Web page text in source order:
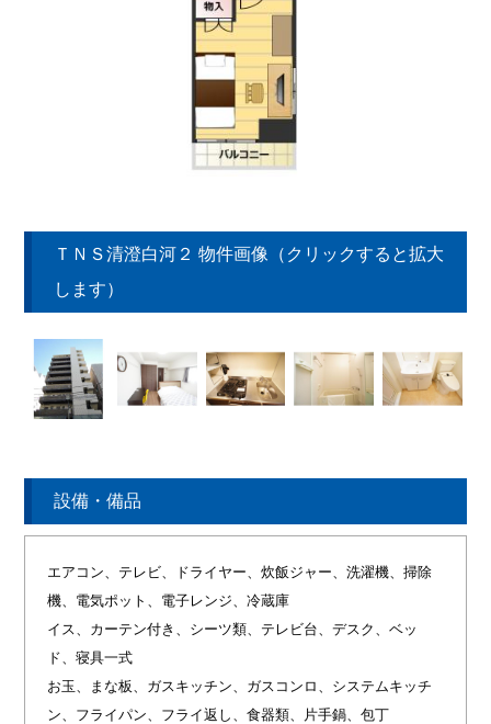
ＴＮＳ清澄白河２ 物件画像（クリックすると拡大
します）
設備・備品
エアコン、テレビ、ドライヤー、炊飯ジャー、洗濯機、掃除
機、電気ポット、電子レンジ、冷蔵庫
イス、カーテン付き、シーツ類、テレビ台、デスク、ベッ
ド、寝具一式
お玉、まな板、ガスキッチン、ガスコンロ、システムキッチ
ン、フライパン、フライ返し、食器類、片手鍋、包丁